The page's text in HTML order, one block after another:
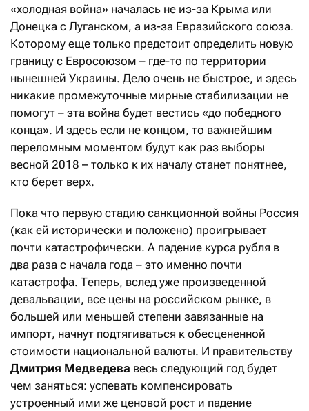
«холодная война» началась не из-за Крыма или
Донецка с Луганском, а из-за Евразийского союза.
Которому еще только предстоит определить новую
границу с Евросоюзом – где-то по территории
нынешней Украины. Дело очень не быстрое, и здесь
никакие промежуточные мирные стабилизации не
помогут – эта война будет вестись «до победного
конца». И здесь если не концом, то важнейшим
переломным моментом будут как раз выборы
весной 2018 – только к их началу станет понятнее,
кто берет верх.
Пока что первую стадию санкционной войны Россия
(как ей исторически и положено) проигрывает
почти катастрофически. А падение курса рубля в
два раза с начала года – это именно почти
катастрофа. Теперь, вслед уже произведенной
девальвации, все цены на российском рынке, в
большей или меньшей степени завязанные на
импорт, начнут подтягиваться к обесцененной
стоимости национальной валюты. И правительству
Дмитрия Медведева весь следующий год будет
чем заняться: успевать компенсировать
устроенный ими же ценовой рост и падение